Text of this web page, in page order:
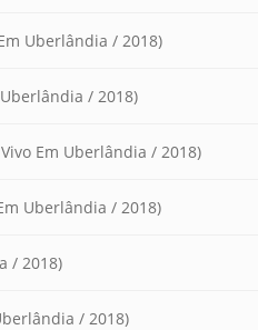
Uberlândia / 2018)
/ 2018)
Em Uberlândia / 2018)
Uberlândia / 2018)
/ 2018)
/ 2018)